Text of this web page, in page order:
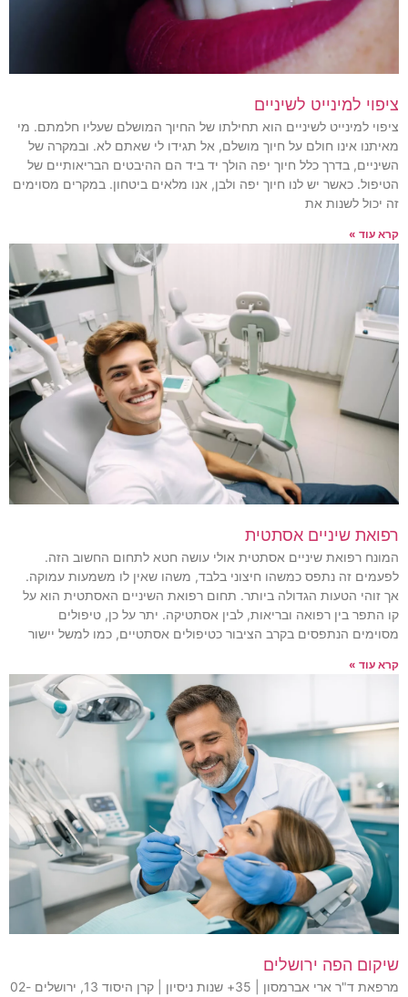
ציפוי למינייט לשיניים
ציפוי למינייט לשיניים הוא תחילתו של החיוך המושלם שעליו חלמתם. מי
מאיתנו אינו חולם על חיוך מושלם, אל תגידו לי שאתם לא. ובמקרה של
השיניים, בדרך כלל חיוך יפה הולך יד ביד הם ההיבטים הבריאותיים של
הטיפול. כאשר יש לנו חיוך יפה ולבן, אנו מלאים ביטחון. במקרים מסוימים
זה יכול לשנות את
קרא עוד »
רפואת שיניים אסתטית
המונח רפואת שיניים אסתטית אולי עושה חטא לתחום החשוב הזה.
לפעמים זה נתפס כמשהו חיצוני בלבד, משהו שאין לו משמעות עמוקה.
אך זוהי הטעות הגדולה ביותר. תחום רפואת השיניים האסתטית הוא על
קו התפר בין רפואה ובריאות, לבין אסתטיקה. יתר על כן, טיפולים
מסוימים הנתפסים בקרב הציבור כטיפולים אסתטיים, כמו למשל יישור
קרא עוד »
שיקום הפה ירושלים
מרפאת ד"ר ארי אברמסון | 35+ שנות ניסיון | קרן היסוד 13, ירושלים 02-